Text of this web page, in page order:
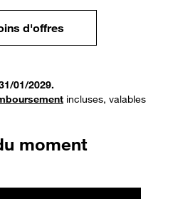
d'offres
01/2029.
incluses, valables
moment